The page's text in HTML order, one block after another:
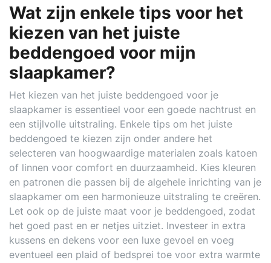
Wat zijn enkele tips voor het
kiezen van het juiste
beddengoed voor mijn
slaapkamer?
Het kiezen van het juiste beddengoed voor je
slaapkamer is essentieel voor een goede nachtrust en
een stijlvolle uitstraling. Enkele tips om het juiste
beddengoed te kiezen zijn onder andere het
selecteren van hoogwaardige materialen zoals katoen
of linnen voor comfort en duurzaamheid. Kies kleuren
en patronen die passen bij de algehele inrichting van je
slaapkamer om een harmonieuze uitstraling te creëren.
Let ook op de juiste maat voor je beddengoed, zodat
het goed past en er netjes uitziet. Investeer in extra
kussens en dekens voor een luxe gevoel en voeg
eventueel een plaid of bedsprei toe voor extra warmte